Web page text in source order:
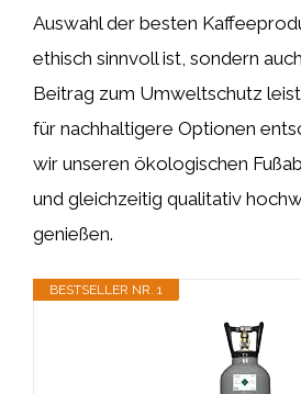
Auswahl der besten
ethisch sinnvoll ist, sondern
Beitrag zum Umweltschutz
für nachhaltigere Optionen
wir unseren ökologischen
und gleichzeitig qualitativ
genießen.
BESTSELLER NR. 1